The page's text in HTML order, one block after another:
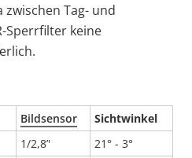
Tag- und
Sperrfilter keine
Bildsensor
Sichtwinkel
1/2,8’'
21° - 3°